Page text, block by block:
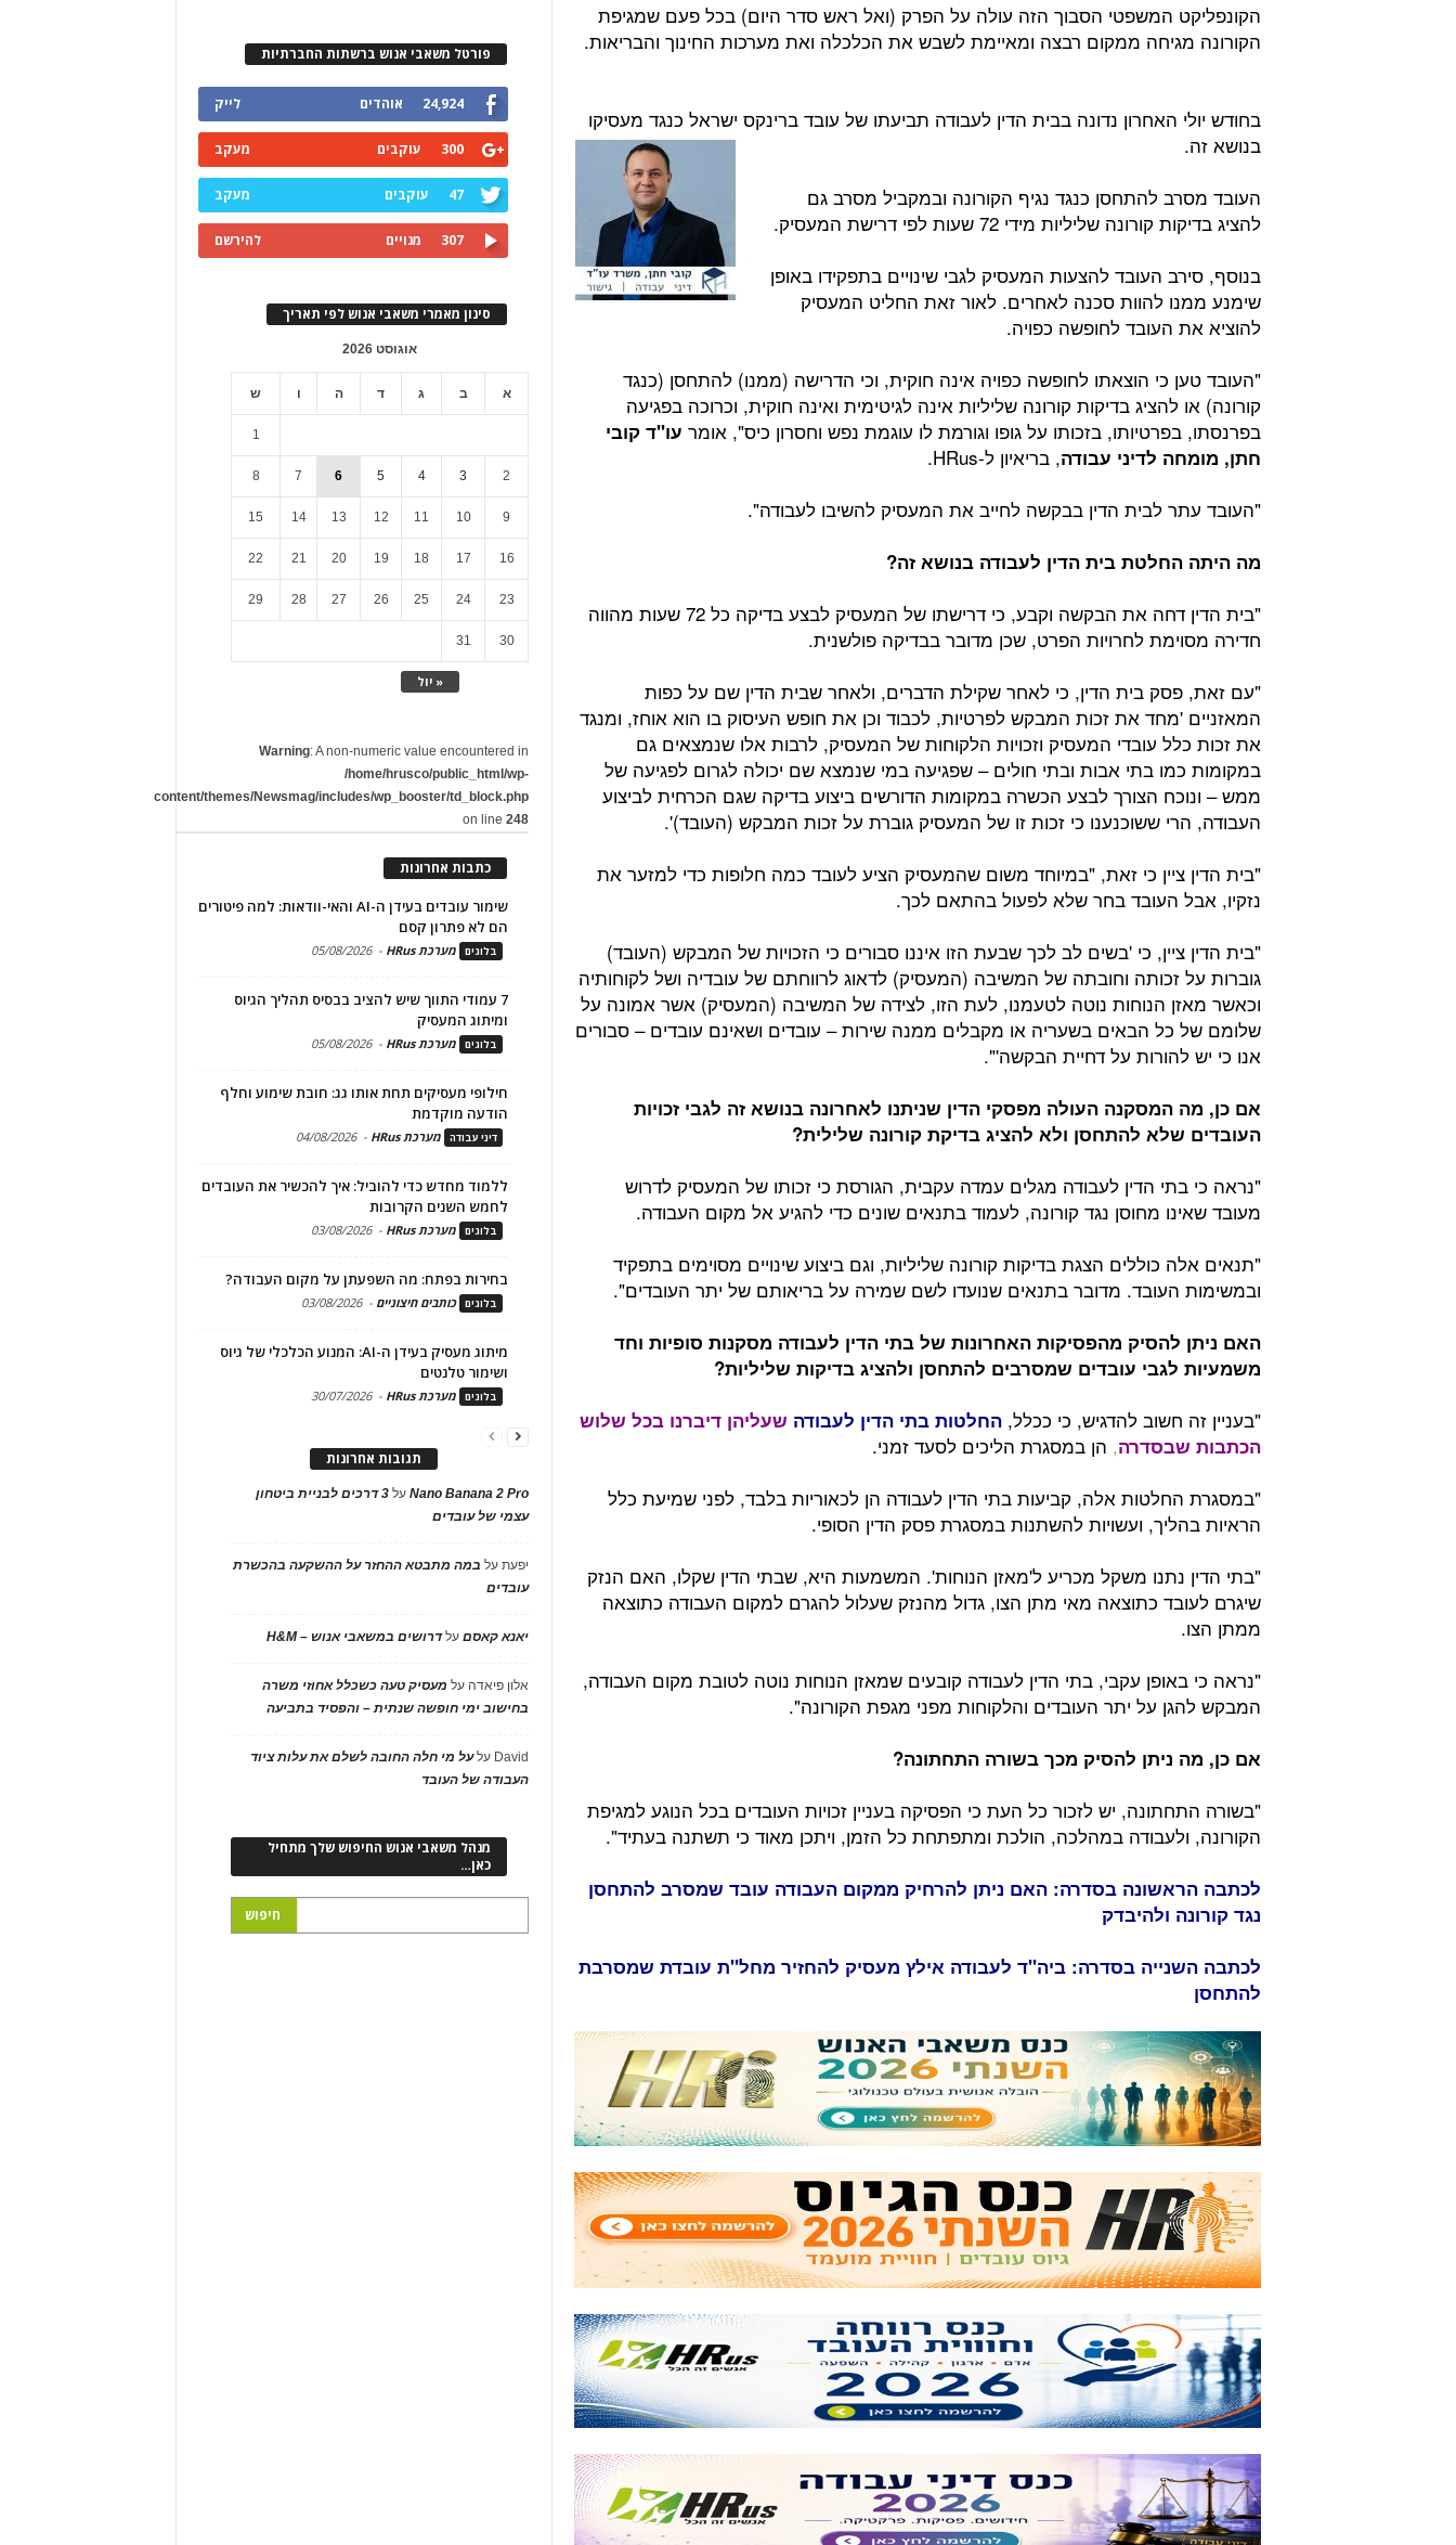
הקונפליקט המשפטי הסבוך הזה עולה על הפרק (ואל ראש סדר היום) בכל פעם שמגיפת
הקורונה מגיחה ממקום רבצה ומאיימת לשבש את הכלכלה ואת מערכות החינוך והבריאות.
בחודש יולי האחרון נדונה בבית הדין לעבודה תביעתו של עובד ברינקס ישראל כנגד מעסיקו
בנושא זה.
העובד מסרב להתחסן כנגד נגיף הקורונה ובמקביל מסרב גם
להציג בדיקות קורונה שליליות מידי 72 שעות לפי דרישת המעסיק.
בנוסף, סירב העובד להצעות המעסיק לגבי שינויים בתפקידו באופן
שימנע ממנו להוות סכנה לאחרים. לאור זאת החליט המעסיק
להוציא את העובד לחופשה כפויה.
"העובד טען כי הוצאתו לחופשה כפויה אינה חוקית, וכי הדרישה (ממנו) להתחסן (כנגד
קורונה) או להציג בדיקות קורונה שליליות אינה לגיטימית ואינה חוקית, וכרוכה בפגיעה
בפרנסתו, בפרטיותו, בזכותו על גופו וגורמת לו עוגמת נפש וחסרון כיס", אומר עו"ד קובי
חתן, מומחה לדיני עבודה, בריאיון ל-HRus.
"העובד עתר לבית הדין בבקשה לחייב את המעסיק להשיבו לעבודה".
מה היתה החלטת בית הדין לעבודה בנושא זה?
"בית הדין דחה את הבקשה וקבע, כי דרישתו של המעסיק לבצע בדיקה כל 72 שעות מהווה
חדירה מסוימת לחרויות הפרט, שכן מדובר בבדיקה פולשנית.
"עם זאת, פסק בית הדין, כי לאחר שקילת הדברים, ולאחר שבית הדין שם על כפות
המאזניים 'מחד את זכות המבקש לפרטיות, לכבוד וכן את חופש העיסוק בו הוא אוחז, ומנגד
את זכות כלל עובדי המעסיק וזכויות הלקוחות של המעסיק, לרבות אלו שנמצאים גם
במקומות כמו בתי אבות ובתי חולים – שפגיעה במי שנמצא שם יכולה לגרום לפגיעה של
ממש – ונוכח הצורך לבצע הכשרה במקומות הדורשים ביצוע בדיקה שגם הכרחית לביצוע
העבודה, הרי ששוכנענו כי זכות זו של המעסיק גוברת על זכות המבקש (העובד)'.
"בית הדין ציין כי זאת, "במיוחד משום שהמעסיק הציע לעובד כמה חלופות כדי למזער את
נזקיו, אבל העובד בחר שלא לפעול בהתאם לכך.
"בית הדין ציין, כי 'בשים לב לכך שבעת הזו איננו סבורים כי הזכויות של המבקש (העובד)
גוברות על זכותה וחובתה של המשיבה (המעסיק) לדאוג לרווחתם של עובדיה ושל לקוחותיה
וכאשר מאזן הנוחות נוטה לטעמנו, לעת הזו, לצידה של המשיבה (המעסיק) אשר אמונה על
שלומם של כל הבאים בשעריה או מקבלים ממנה שירות – עובדים ושאינם עובדים – סבורים
אנו כי יש להורות על דחיית הבקשה'".
אם כן, מה המסקנה העולה מפסקי הדין שניתנו לאחרונה בנושא זה לגבי זכויות
העובדים שלא להתחסן ולא להציג בדיקת קורונה שלילית?
"נראה כי בתי הדין לעבודה מגלים עמדה עקבית, הגורסת כי זכותו של המעסיק לדרוש
מעובד שאינו מחוסן נגד קורונה, לעמוד בתנאים שונים כדי להגיע אל מקום העבודה.
"תנאים אלה כוללים הצגת בדיקות קורונה שליליות, וגם ביצוע שינויים מסוימים בתפקיד
ובמשימות העובד. מדובר בתנאים שנועדו לשם שמירה על בריאותם של יתר העובדים".
האם ניתן להסיק מהפסיקות האחרונות של בתי הדין לעבודה מסקנות סופיות וחד
משמעיות לגבי עובדים שמסרבים להתחסן ולהציג בדיקות שליליות?
"בעניין זה חשוב להדגיש, כי ככלל,החלטות בתי הדין לעבודה שעליהן דיברנו בכל שלוש
הכתבות שבסדרה, הן במסגרת הליכים לסעד זמני.
"במסגרת החלטות אלה, קביעות בתי הדין לעבודה הן לכאוריות בלבד, לפני שמיעת כלל
הראיות בהליך, ועשויות להשתנות במסגרת פסק הדין הסופי.
"בתי הדין נתנו משקל מכריע ל'מאזן הנוחות'. המשמעות היא, שבתי הדין שקלו, האם הנזק
שיגרם לעובד כתוצאה מאי מתן הצו, גדול מהנזק שעלול להגרם למקום העבודה כתוצאה
ממתן הצו.
"נראה כי באופן עקבי, בתי הדין לעבודה קובעים שמאזן הנוחות נוטה לטובת מקום העבודה,
המבקש להגן על יתר העובדים והלקוחות מפני מגפת הקורונה".
אם כן, מה ניתן להסיק מכך בשורה התחתונה?
"בשורה התחתונה, יש לזכור כל העת כי הפסיקה בעניין זכויות העובדים בכל הנוגע למגיפת
הקורונה, ולעבודה במהלכה, הולכת ומתפתחת כל הזמן, ויתכן מאוד כי תשתנה בעתיד".
לכתבה הראשונה בסדרה: האם ניתן להרחיק ממקום העבודה עובד שמסרב להתחסן
נגד קורונה ולהיבדק
לכתבה השנייה בסדרה: ביה"ד לעבודה אילץ מעסיק להחזיר מחל"ת עובדת שמסרבת
להתחסן
פורטל משאבי אנוש ברשתות החברתיות
24,924 אוהדים לייק
300 עוקבים מעקב
47 עוקבים מעקב
307 מנויים להירשם
סינון מאמרי משאבי אנוש לפי תאריך
אוגוסט 2026
א ב ג ד ה ו ש
« יול
1
2
3
4
5
6
7
8
9
10
11
12
13
14
15
16
17
18
19
20
21
22
23
24
25
26
27
28
29
30
31
Warning: A non-numeric value encountered in
/home/hrusco/public_html/wp-
content/themes/Newsmag/includes/wp_booster/td_block.php
on line248
כתבות אחרונות
שימור עובדים בעידן ה-AI והאי-וודאות: למה פיטורים
הם לא פתרון קסם
בלוגים מערכת HRus -
05/08/2026
7 עמודי התווך שיש להציב בבסיס תהליך הגיוס
ומיתוג המעסיק
בלוגים מערכת HRus -
05/08/2026
חילופי מעסיקים תחת אותו גג: חובת שימוע וחלף
הודעה מוקדמת
דיני עבודה מערכת HRus -
04/08/2026
ללמוד מחדש כדי להוביל: איך להכשיר את העובדים
לחמש השנים הקרובות
בלוגים מערכת HRus -
03/08/2026
בחירות בפתח: מה השפעתן על מקום העבודה?
בלוגים כותבים חיצוניים -
03/08/2026
מיתוג מעסיק בעידן ה-AI: המנוע הכלכלי של גיוס
ושימור טלנטים
בלוגים מערכת HRus -
30/07/2026
תגובות אחרונות
Nano Banana 2 Proעל
3 דרכים לבניית ביטחון
עצמי של עובדים
יפעתעל במה מתבטא ההחזר על ההשקעה בהכשרת
עובדים
יאנא קאסםעלדרושים במשאבי אנוש – H&M
אלון פיאדה על מעסיק טעה כשכלל אחוזי משרה
בחישוב ימי חופשה שנתית – והפסיד בתביעה
David עלעל מי חלה החובה לשלם את עלות ציוד
העבודה של העובד
מנהל משאבי אנוש החיפוש שלך מתחיל
כאן…